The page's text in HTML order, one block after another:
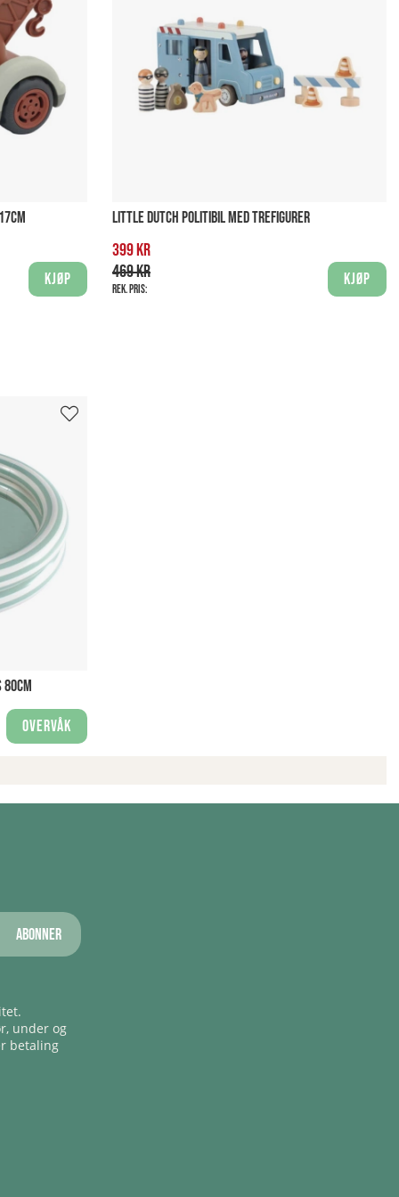
Kjøp
LITTLE DUTCH POLITIBIL MED TREFIGURER
399 kr
469 kr
Rek. pris:
Kjøp
80CM
Overvåk
Abonner
under og
betaling